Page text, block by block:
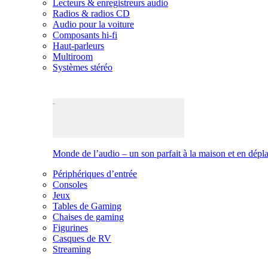
Lecteurs & enregistreurs audio
Radios & radios CD
Audio pour la voiture
Composants hi-fi
Haut-parleurs
Multiroom
Systèmes stéréo
Monde de l’audio – un son parfait à la maison et en
Périphériques d’entrée
Consoles
Jeux
Tables de Gaming
Chaises de gaming
Figurines
Casques de RV
Streaming